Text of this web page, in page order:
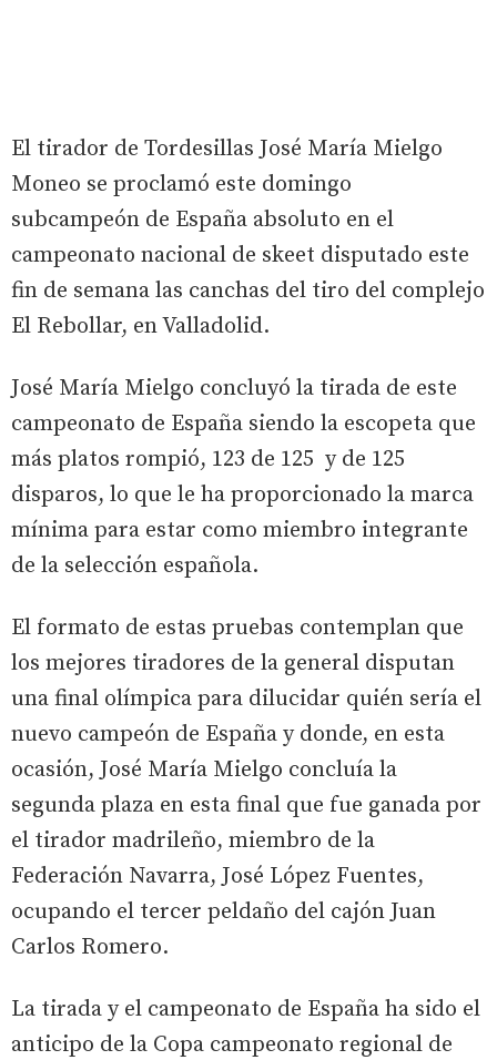
El tirador de Tordesillas José María Mielgo
Moneo se proclamó este domingo
subcampeón de España absoluto en el
campeonato nacional de skeet disputado este
fin de semana las canchas del tiro del complejo
El Rebollar, en Valladolid.
José María Mielgo concluyó la tirada de este
campeonato de España siendo la escopeta que
más platos rompió, 123 de 125 y de 125
disparos, lo que le ha proporcionado la marca
mínima para estar como miembro integrante
de la selección española.
El formato de estas pruebas contemplan que
los mejores tiradores de la general disputan
una final olímpica para dilucidar quién sería el
nuevo campeón de España y donde, en esta
ocasión, José María Mielgo concluía la
segunda plaza en esta final que fue ganada por
el tirador madrileño, miembro de la
Federación Navarra, José López Fuentes,
ocupando el tercer peldaño del cajón Juan
Carlos Romero.
La tirada y el campeonato de España ha sido el
anticipo de la Copa campeonato regional de